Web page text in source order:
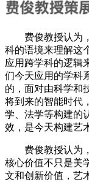
费俊教授认为，
科的语境来理解这
应用跨学科的逻辑
们今天应用的学科
的，面对由科学和
将到来的智能时代
学、法学等构建的
效，是今天构建艺
费俊教授认为，
核心价值不只是美
文和创新价值，艺